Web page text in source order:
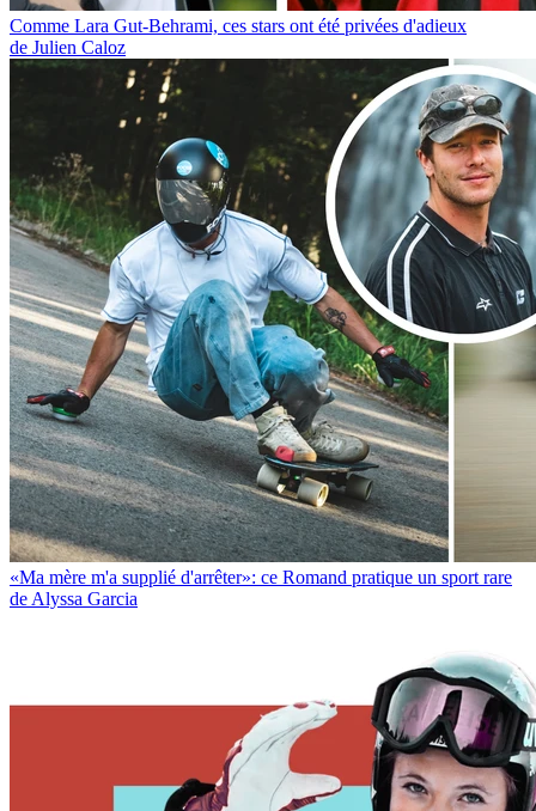
Comme Lara Gut-Behrami, ces stars ont été privées d'adieux
de Julien Caloz
«Ma mère m'a supplié d'arrêter»: ce Romand pratique un sport rare
de Alyssa Garcia